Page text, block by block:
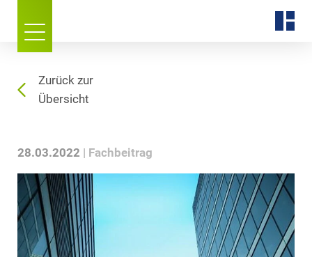
Zurück zur
Übersicht
28.03.2022 Fachbeitrag